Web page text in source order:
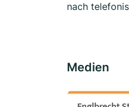
nach
Medien